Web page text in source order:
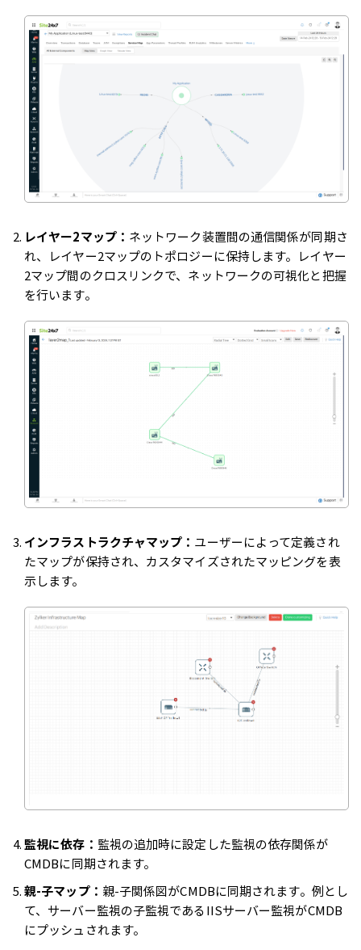
レイヤー2マップ： ネットワーク装置間の通信関係が同期さ
れ、レイヤー2マップのトポロジーに保持します。レイヤー
2マップ間のクロスリンクで、ネットワークの可視化と把握
を行います。
インフラストラクチャマップ： ユーザーによって定義され
たマップが保持され、カスタマイズされたマッピングを表
示します。
監視に依存： 監視の追加時に設定した監視の依存関係が
CMDBに同期されます。
親-子マップ： 親-子関係図がCMDBに同期されます。例とし
て、サーバー監視の子監視であるIISサーバー監視がCMDB
にプッシュされます。